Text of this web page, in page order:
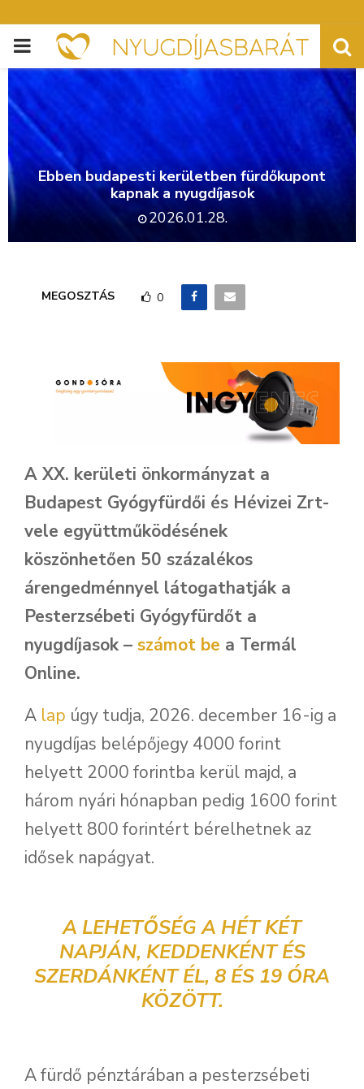
PRIMARY
MENU
Ebben budapesti kerületben fürdőkupont
kapnak a nyugdíjasok
2026.01.28.
MEGOSZTÁS 0
A XX. kerületi önkormányzat a
Budapest Gyógyfürdői és Hévizei Zrt-
vele együttműködésének
köszönhetően 50 százalékos
árengedménnyel látogathatják a
Pesterzsébeti Gyógyfürdőt a
nyugdíjasok – számot be a Termál
Online.
A lap úgy tudja, 2026. december 16-ig a
nyugdíjas belépőjegy 4000 forint
helyett 2000 forintba kerül majd, a
három nyári hónapban pedig 1600 forint
helyett 800 forintért bérelhetnek az
idősek napágyat.
A LEHETŐSÉG A HÉT KÉT
NAPJÁN, KEDDENKÉNT ÉS
SZERDÁNKÉNT ÉL, 8 ÉS 19 ÓRA
KÖZÖTT.
A fürdő pénztárában a pesterzsébeti